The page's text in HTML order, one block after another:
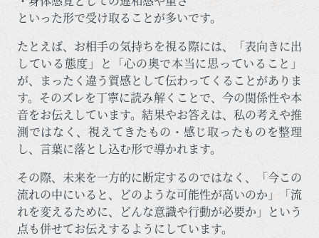
といった形で受け取ることが多いです。
たとえば、お相手の気持ちを視る際には、「表向きに出
している態度」と「心の奥で本当に思っていること」
が、まったく違う質感として伝わってくることがありま
す。そのズレを丁寧に読み解くことで、今の関係性や本
音をお伝えしています。結果やお答えは、私の考えや推
測ではなく、視えてきたもの・感じ取ったものを整理
し、言葉に落とし込む形で導かれます。
その際、未来を一方的に断定するのではなく、「今この
流れの中にいると、どのような可能性が高いのか」「流
れを変えるために、どんな意識や行動が必要か」という
点も併せてお伝えするようにしています。